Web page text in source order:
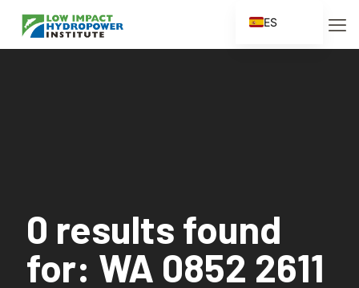
0 results found
for: WA 0852 2611
ES
EN